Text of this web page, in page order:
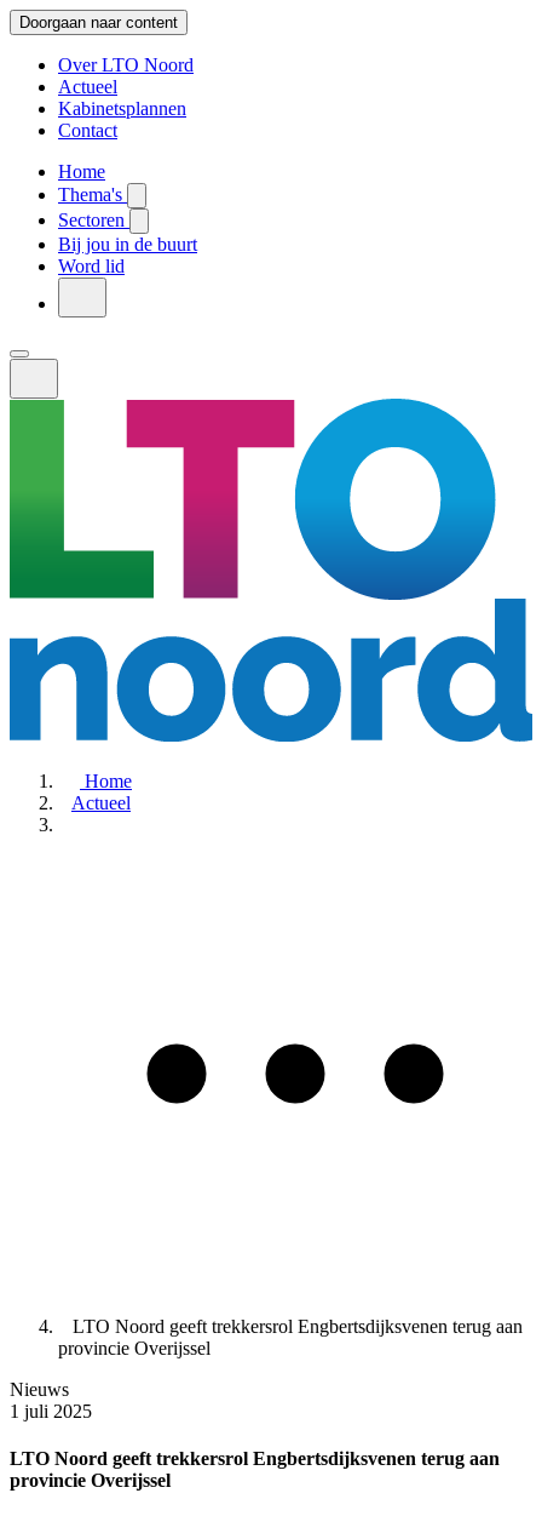
Doorgaan naar content
Over LTO Noord
Actueel
Kabinetsplannen
Contact
Home
Thema's
Sectoren
Bij jou in de buurt
Word lid
Home
Actueel
LTO Noord geeft trekkersrol Engbertsdijksvenen terug aan
provincie Overijssel
Nieuws
1 juli 2025
LTO Noord geeft trekkersrol Engbertsdijksvenen terug aan
provincie Overijssel